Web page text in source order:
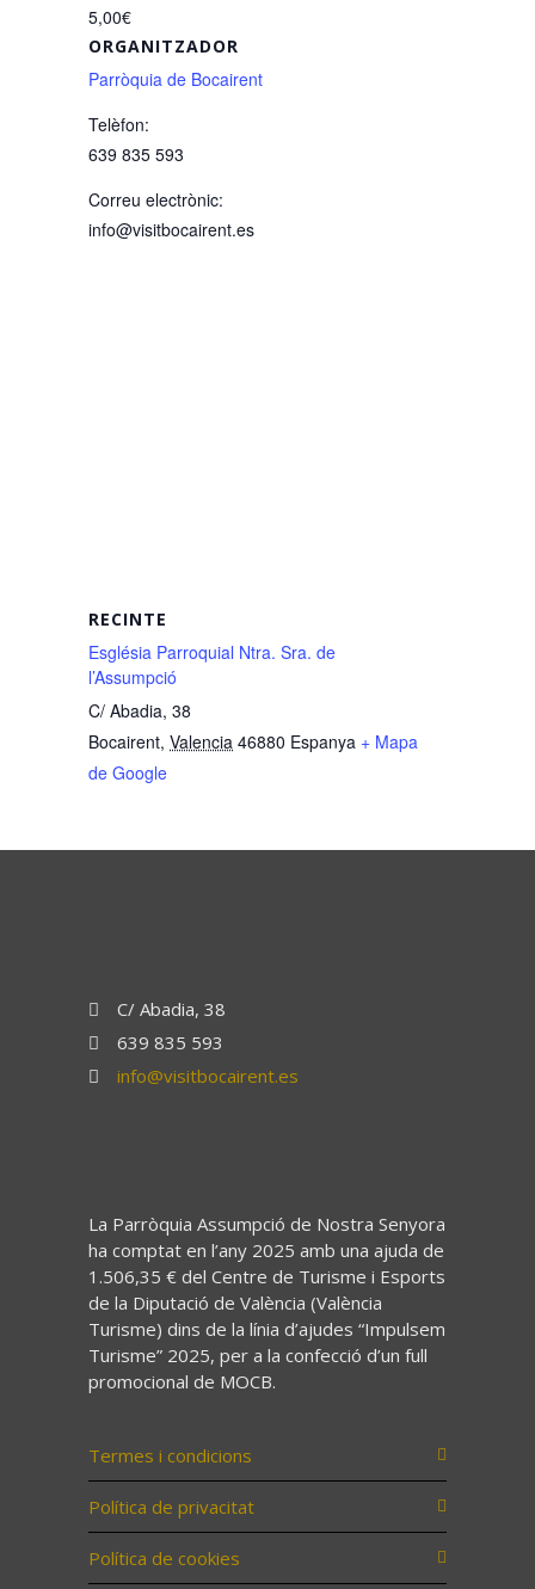
5,00€
ORGANITZADOR
Parròquia de Bocairent
Telèfon:
639 835 593
Correu electrònic:
info@visitbocairent.es
RECINTE
Església Parroquial Ntra. Sra. de
l’Assumpció
C/ Abadia, 38
Bocairent, Valencia 46880 Espanya + Mapa
de Google
C/ Abadia, 38
639 835 593
info@visitbocairent.es
La Parròquia Assumpció de Nostra Senyora
ha comptat en l’any 2025 amb una ajuda de
1.506,35 € del Centre de Turisme i Esports
de la Diputació de València (València
Turisme) dins de la línia d’ajudes “Impulsem
Turisme” 2025, per a la confecció d’un full
promocional de MOCB.
Termes i condicions
Política de privacitat
Política de cookies